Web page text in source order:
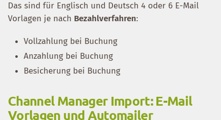
Das sind für Englisch und Deutsch 4 oder 6 E-Mail
Vorlagen je nach Bezahlverfahren:
Vollzahlung bei Buchung
Anzahlung bei Buchung
Besicherung bei Buchung
Channel Manager Import: E-Mail
Vorlagen und Automailer